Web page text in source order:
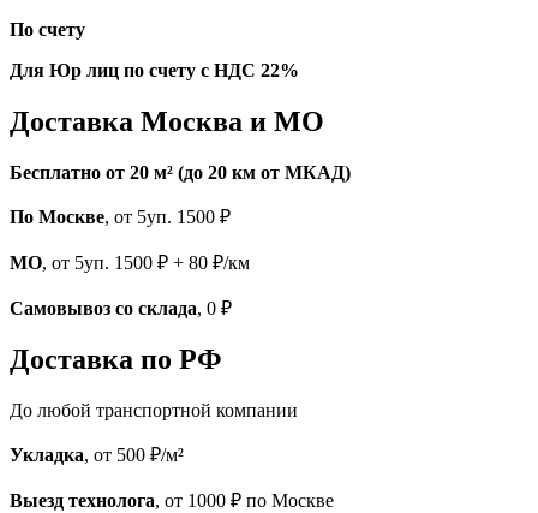
По счету
Для Юр лиц по счету с НДС 22%
Доставка Москва и МО
Бесплатно от 20 м² (до 20 км от МКАД)
По Москве, от 5уп. 1500 ₽
МО, от 5уп. 1500 ₽ + 80 ₽/км
Самовывоз со склада, 0 ₽
Доставка по РФ
До любой транспортной компании
Укладка, от 500 ₽/м²
Выезд технолога, от 1000 ₽ по Москве